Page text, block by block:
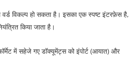
वर्ड विकल्प हो सकता है। इसका एक स्पष्ट इंटरफ़ेस है,
किया जाता है।
में सहेजे गए डॉक्यूमेंट्स को इंपोर्ट (आयात) और